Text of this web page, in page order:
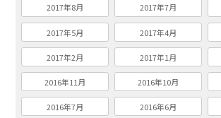
2017年8月 2017年7月
2017年5月 2017年4月
2017年2月 2017年1月
2016年11月 2016年10月
2016年7月 2016年6月